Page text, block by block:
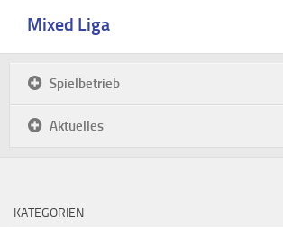
Mixed Liga
Spielbetrieb
Aktuelles
KATEGORIEN